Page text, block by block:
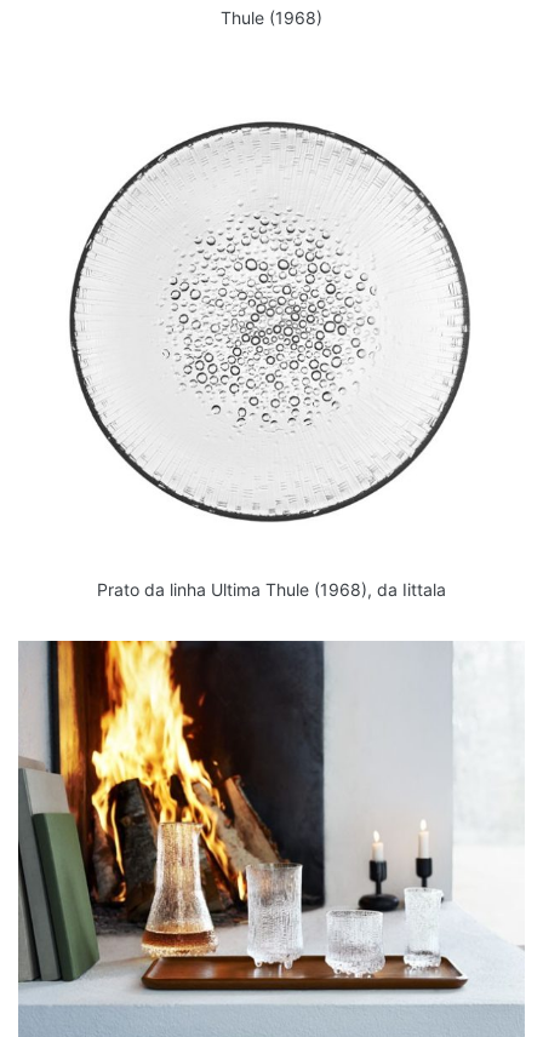
Thule (1968)
Prato da linha Ultima Thule (1968), da Iittala